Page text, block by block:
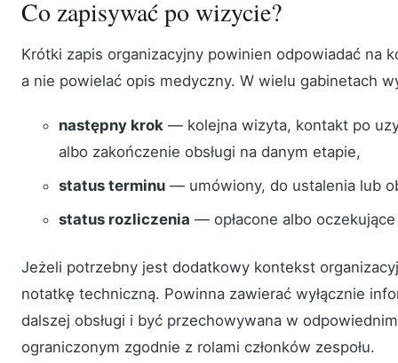
Co zapisywać po wizycie?
Krótki zapis organizacyjny powinien odpowiadać na
a nie powielać opis medyczny. W wielu gabinetach
następny krok — kolejna wizyta, kontakt po
albo zakończenie obsługi na danym etapie,
status terminu— umówiony, do ustalenia lub
status rozliczenia — opłacone albo oczekujące
Jeżeli potrzebny jest dodatkowy kontekst
notatkę techniczną. Powinna zawierać wyłącznie
dalszej obsługi i być przechowywana w
ograniczonym zgodnie z rolami członków zespołu.